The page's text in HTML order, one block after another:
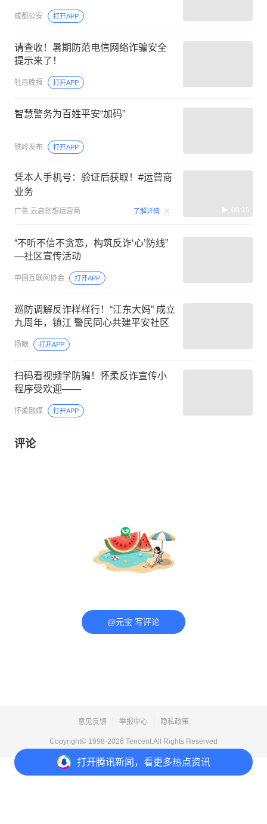
打开腾讯新闻，看更多热点资讯
成都公安 打开APP
请查收！暑期防范电信网络诈骗安全
提示来了！
牡丹晚报 打开APP
智慧警务为百姓平安“加码”
铁岭发布 打开APP
凭本人手机号：验证后获取！#运营商
业务
广告 云启创想运营商 了解详情 00:15
“不听不信不贪恋，构筑反诈‘心’防线”
—社区宣传活动
中国互联网协会 打开APP
巡防调解反诈样样行！“江东大妈” 成立
九周年，镇江 警民同心共建平安社区
扬眼 打开APP
扫码看视频学防骗！怀柔反诈宣传小
程序受欢迎——
怀柔融媒 打开APP
评论
@元宝 写评论
意见反馈 举报中心 隐私政策
Copyright© 1998-2026 Tencent.All Rights Reserved